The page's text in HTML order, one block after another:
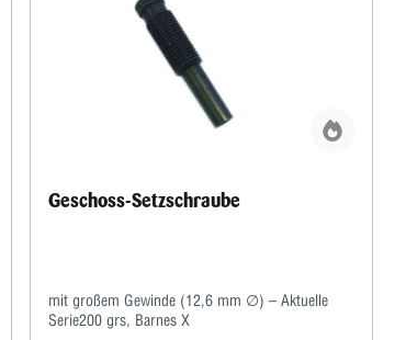
Geschoss-Setzschraube
mit großem Gewinde (12,6 mm ∅) – Aktuelle
Serie200 grs, Barnes X